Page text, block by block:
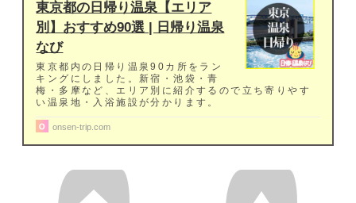
東京都の日帰り温泉【エリア
別】おすすめ90選 | 日帰り温泉
なび
東京都内の日帰り温泉90カ所をラン
キングにしました。新宿・池袋・青
梅・多摩など、エリア別に紹介するので立ち寄りやす
い温泉地・入浴施設が分かります。
onsen-trip.com